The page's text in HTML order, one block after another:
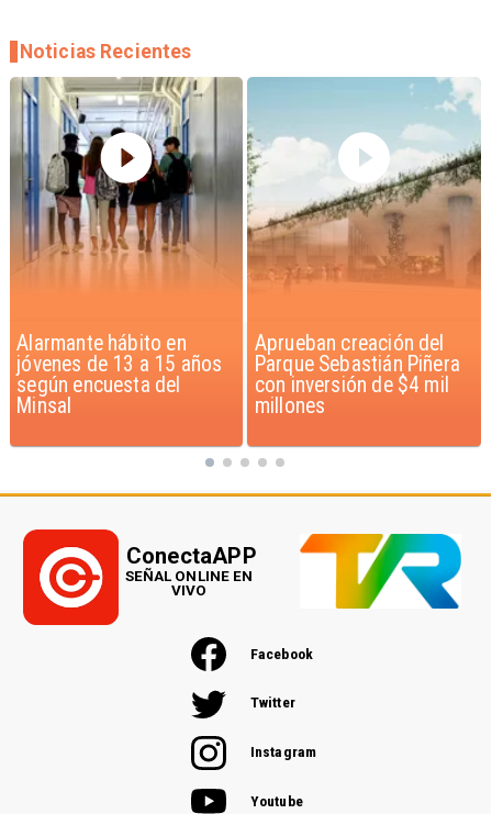
Aprueban creación del
Parque Sebastián Piñera
con inversión de $4 mil
millones
Claudio Bravo baja la
euforia sobre fichaje de
Vozinha
Noticias Recientes
Facebook
Twitter
Instagram
Youtube
ConectaAPP
SEÑAL ONLINE EN
VIVO